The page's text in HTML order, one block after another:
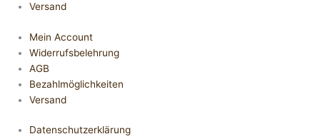
Versand
Mein Account
Widerrufsbelehrung
AGB
Bezahlmöglichkeiten
Versand
Datenschutzerklärung